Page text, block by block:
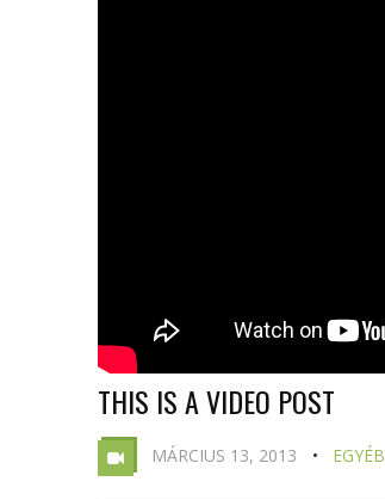
THIS IS A VIDEO POST
MÁRCIUS 13, 2013 EGYÉB